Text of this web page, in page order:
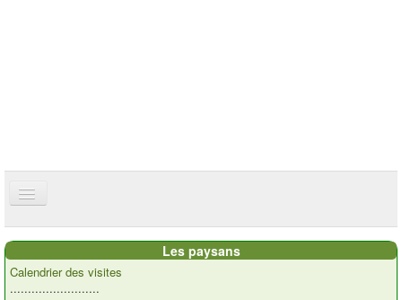
Accueil
Présentation
Les paysans
Calendrier des visites
.........................